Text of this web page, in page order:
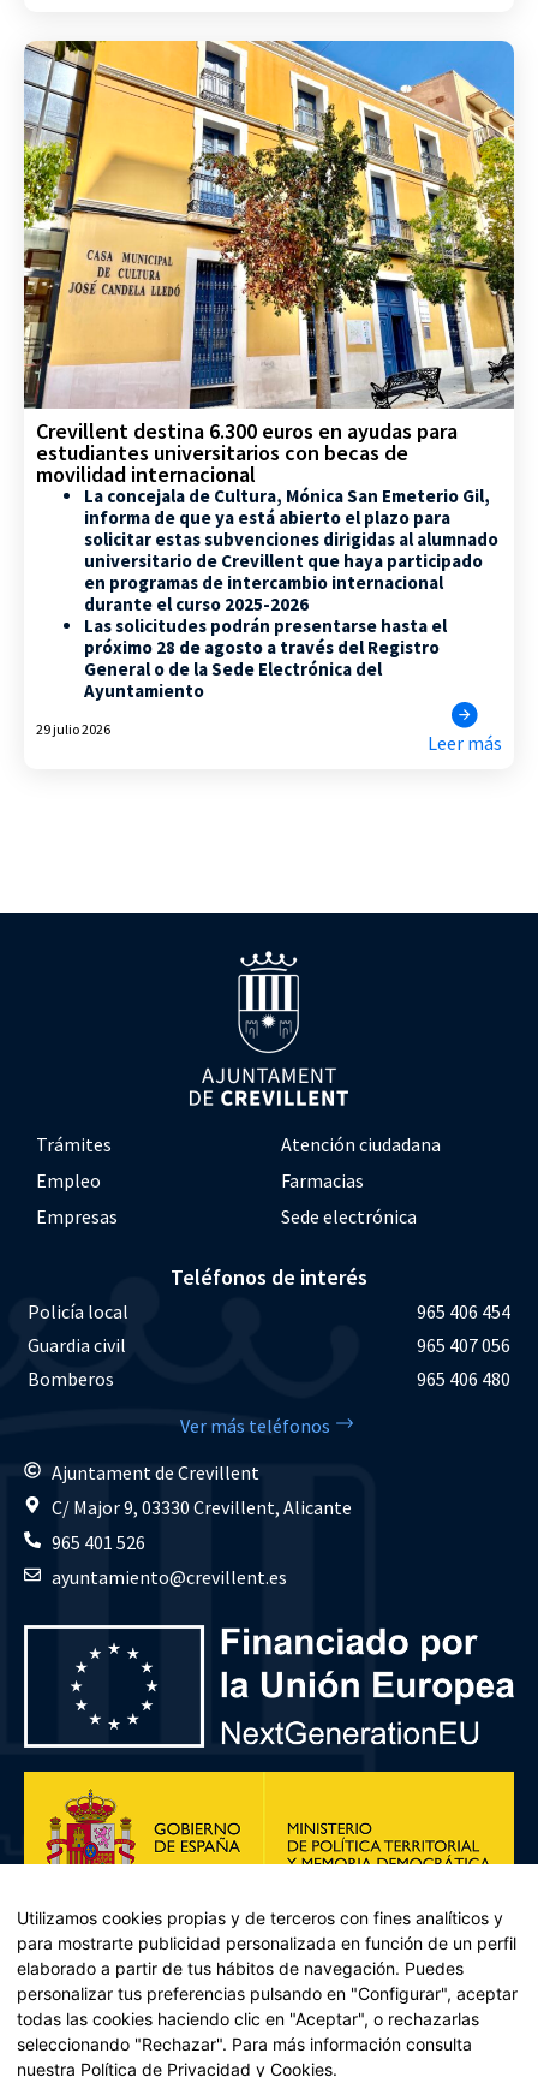
Crevillent destina 6.300 euros en ayudas para
estudiantes universitarios con becas de
movilidad internacional
La concejala de Cultura, Mónica San Emeterio Gil,
informa de que ya está abierto el plazo para
solicitar estas subvenciones dirigidas al alumnado
universitario de Crevillent que haya participado
en programas de intercambio internacional
durante el curso 2025-2026
Las solicitudes podrán presentarse hasta el
próximo 28 de agosto a través del Registro
General o de la Sede Electrónica del
Ayuntamiento
29 julio 2026
Leer más
Trámites
Atención ciudadana
Empleo
Farmacias
Empresas
Sede electrónica
Teléfonos de interés
Policía local
965 406 454
Guardia civil
965 407 056
Bomberos
965 406 480
Ver más teléfonos
Ajuntament de Crevillent
C/ Major 9, 03330 Crevillent, Alicante
965 401 526
ayuntamiento@crevillent.es
Plan de Recuperación, Transformación y Resiliencia – Financiado por
Utilizamos cookies propias y de terceros con fines analíticos y
para mostrarte publicidad personalizada en función de un perfil
elaborado a partir de tus hábitos de navegación. Puedes
personalizar tus preferencias pulsando en "Configurar", aceptar
todas las cookies haciendo clic en "Aceptar", o rechazarlas
seleccionando "Rechazar". Para más información consulta
nuestra Política de Privacidad y Cookies.